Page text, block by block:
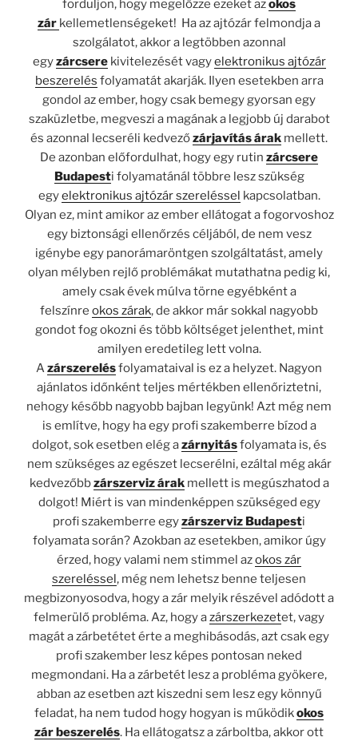
forduljon, hogy megelőzze ezeket azokos
zár kellemetlenségeket! Ha az ajtózár felmondja a
szolgálatot, akkor a legtöbben azonnal
egyzárcserekivitelezését vagyelektronikus ajtózár
beszerelés folyamatát akarják. Ilyen esetekben arra
gondol az ember, hogy csak bemegy gyorsan egy
szaküzletbe, megveszi a magának a legjobb új darabot
és azonnal lecseréli kedvezőzárjavítás árak mellett.
De azonban előfordulhat, hogy egy rutin zárcsere
Budapesti folyamatánál többre lesz szükség
egyelektronikus ajtózár szereléssel kapcsolatban.
Olyan ez, mint amikor az ember ellátogat a fogorvoshoz
egy biztonsági ellenőrzés céljából, de nem vesz
igénybe egy panorámaröntgen szolgáltatást, amely
olyan mélyben rejlő problémákat mutathatna pedig ki,
amely csak évek múlva törne egyébként a
felszínre okos zárak, de akkor már sokkal nagyobb
gondot fog okozni és több költséget jelenthet, mint
amilyen eredetileg lett volna.
Azárszerelésfolyamataival is ez a helyzet. Nagyon
ajánlatos időnként teljes mértékben ellenőriztetni,
nehogy később nagyobb bajban legyünk! Azt még nem
is említve, hogy ha egy profi szakemberre bízod a
dolgot, sok esetben elég azárnyitásfolyamata is, és
nem szükséges az egészet lecserélni, ezáltal még akár
kedvezőbbzárszerviz árakmellett is megúszhatod a
dolgot! Miért is van mindenképpen szükséged egy
profi szakemberre egyzárszerviz Budapesti
folyamata során? Azokban az esetekben, amikor úgy
érzed, hogy valami nem stimmel azokos zár
szereléssel, még nem lehetsz benne teljesen
megbizonyosodva, hogy a zár melyik részével adódott a
felmerülő probléma. Az, hogy azárszerkezetet, vagy
magát a zárbetétet érte a meghibásodás, azt csak egy
profi szakember lesz képes pontosan neked
megmondani. Ha a zárbetét lesz a probléma gyökere,
abban az esetben azt kiszedni sem lesz egy könnyű
feladat, ha nem tudod hogy hogyan is működikokos
zár beszerelés. Ha ellátogatsz a zárboltba, akkor ott